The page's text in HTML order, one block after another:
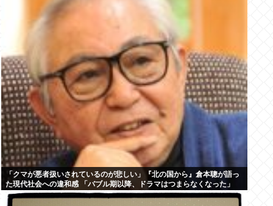
「クマが悪者扱いされているのが悲しい」『北の国から』倉本聰が語っ
た現代社会への違和感 「バブル期以降、ドラマはつまらなくなった」